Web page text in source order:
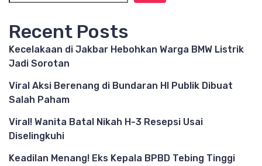
Recent Posts
Kecelakaan di Jakbar Hebohkan Warga BMW Listrik
Jadi Sorotan
Viral Aksi Berenang di Bundaran HI Publik Dibuat
Salah Paham
Viral! Wanita Batal Nikah H-3 Resepsi Usai
Diselingkuhi
Keadilan Menang! Eks Kepala BPBD Tebing Tinggi